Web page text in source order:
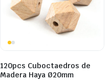
120pcs Cuboctaedros de
Madera Haya Ø20mm